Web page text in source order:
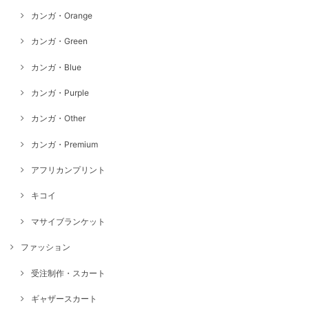
カンガ・Orange
カンガ・Green
カンガ・Blue
カンガ・Purple
カンガ・Other
カンガ・Premium
アフリカンプリント
キコイ
マサイブランケット
ファッション
受注制作・スカート
ギャザースカート